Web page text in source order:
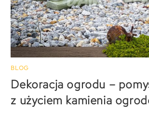
BLOG
Dekoracja ogrodu –
z użyciem kamienia